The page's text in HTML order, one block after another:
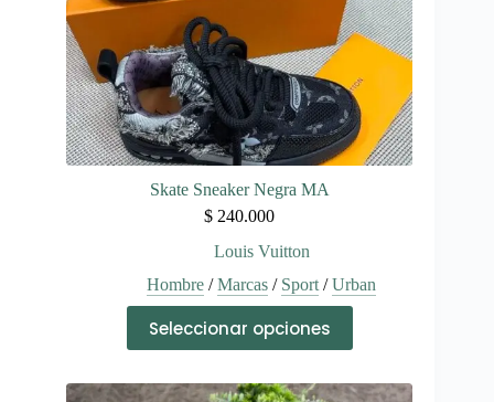
Skate Sneaker Negra MA
$ 240.000
Louis Vuitton
Hombre /Marcas / Sport/Urban
Seleccionar opciones
producto
tiene
variantes.